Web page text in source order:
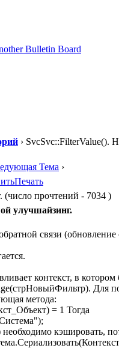
› SvcSvc::FilterValue().
Тема ›
Печать
(число прочтений - 7034 )
улучшайзинг.
связи
контекст, в котором
Для
метода:
= 1 Тогда
кэшировать,